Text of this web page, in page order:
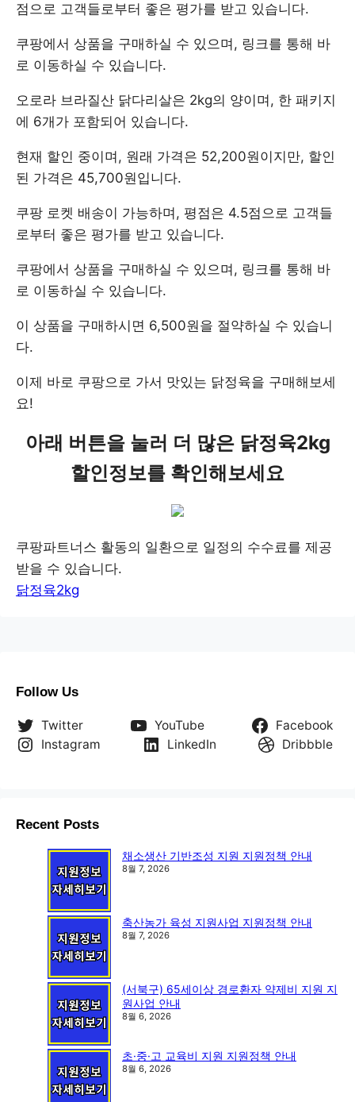
점으로 고객들로부터 좋은 평가를 받고 있습니다.
쿠팡에서 상품을 구매하실 수 있으며, 링크를 통해 바
로 이동하실 수 있습니다.
오로라 브라질산 닭다리살은 2kg의 양이며, 한 패키지
에 6개가 포함되어 있습니다.
현재 할인 중이며, 원래 가격은 52,200원이지만, 할인
된 가격은 45,700원입니다.
쿠팡 로켓 배송이 가능하며, 평점은 4.5점으로 고객들
로부터 좋은 평가를 받고 있습니다.
쿠팡에서 상품을 구매하실 수 있으며, 링크를 통해 바
로 이동하실 수 있습니다.
이 상품을 구매하시면 6,500원을 절약하실 수 있습니
다.
이제 바로 쿠팡으로 가서 맛있는 닭정육을 구매해보세
요!
아래 버튼을 눌러 더 많은 닭정육2kg
할인정보를 확인해보세요
쿠팡파트너스 활동의 일환으로 일정의 수수료를 제공
받을 수 있습니다.
닭정육2kg
Follow Us
Twitter YouTube
Facebook
Instagram
LinkedIn Dribbble
Recent Posts
채소생산 기반조성 지원 지원정책 안내
8월 7, 2026
축산농가 육성 지원사업 지원정책 안내
8월 7, 2026
(서북구) 65세이상 경로환자 약제비 지원 지
원사업 안내
8월 6, 2026
초·중·고 교육비 지원 지원정책 안내
8월 6, 2026